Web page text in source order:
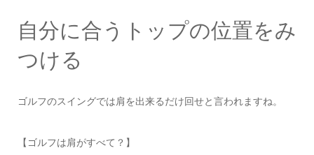
自分に合うトップの位置をみ
つける
ゴルフのスイングでは肩を出来るだけ回せと言われますね。
【ゴルフは肩がすべて？】